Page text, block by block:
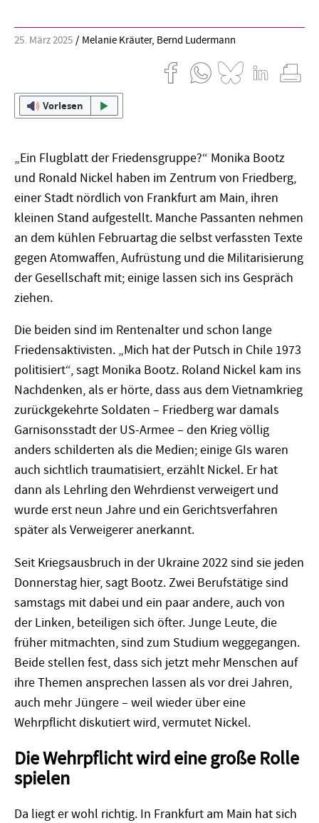
25. März 2025 Melanie Kräuter, Bernd Ludermann
Vorlesen
„Ein Flugblatt der Friedensgruppe?“ Monika Bootz
und Ronald Nickel haben im Zentrum von Friedberg,
einer Stadt nördlich von Frankfurt am Main, ihren
kleinen Stand aufgestellt. Manche Passanten nehmen
an dem kühlen Februartag die selbst verfassten Texte
gegen Atomwaffen, Aufrüstung und die Militarisierung
der Gesellschaft mit; einige lassen sich ins Gespräch
ziehen.
Die beiden sind im Rentenalter und schon lange
Friedensaktivisten. „Mich hat der Putsch in Chile 1973
politisiert“, sagt Monika Bootz. Roland Nickel kam ins
Nachdenken, als er hörte, dass aus dem Vietnamkrieg
zurückgekehrte Soldaten – Friedberg war damals
Garnisonsstadt der US-Armee – den Krieg völlig
anders schilderten als die Medien; einige GIs waren
auch sichtlich traumatisiert, erzählt Nickel. Er hat
dann als Lehrling den Wehrdienst verweigert und
wurde erst neun Jahre und ein Gerichtsverfahren
später als Verweigerer anerkannt.
Seit Kriegsausbruch in der Ukraine 2022 sind sie jeden
Donnerstag hier, sagt Bootz. Zwei Berufstätige sind
samstags mit dabei und ein paar andere, auch von
der Linken, beteiligen sich öfter. Junge Leute, die
früher mitmachten, sind zum Studium weggegangen.
Beide stellen fest, dass sich jetzt mehr Menschen auf
ihre Themen ansprechen lassen als vor drei Jahren,
auch mehr Jüngere – weil wieder über eine
Wehrpflicht diskutiert wird, vermutet Nickel.
Die Wehrpflicht wird eine große Rolle
spielen
Da liegt er wohl richtig. In Frankfurt am Main hat sich